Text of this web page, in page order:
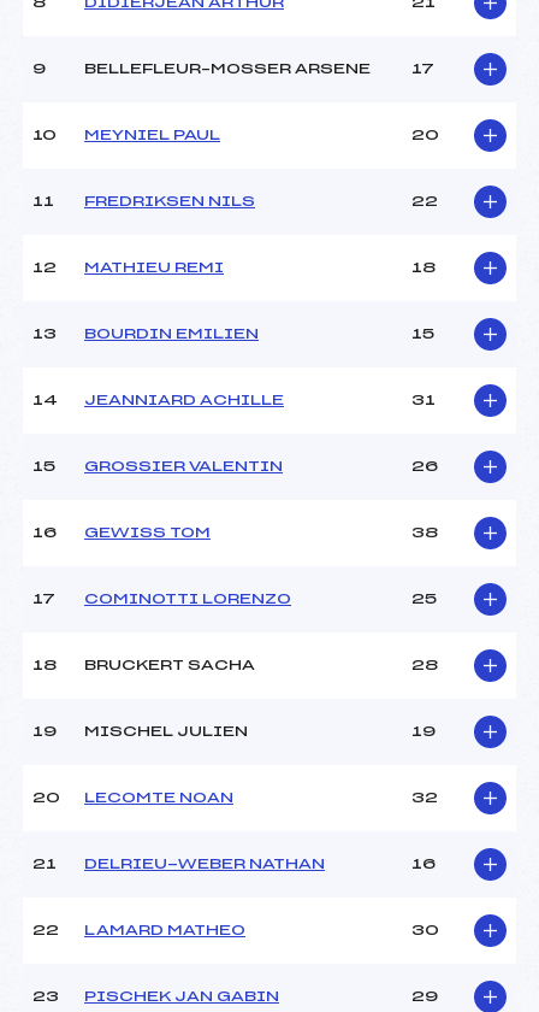
Ouvreurs C :
12H30
KEMPF (MV)
Ouvreurs B :
Ouvreurs D :
Température arrivée :
U16
8 DIDIERJEAN ARTHUR 21
9 BELLEFLEUR–MOSSER ARSENE 17
10 MEYNIEL PAUL 20
11 FREDRIKSEN NILS 22
12 MATHIEU REMI 18
13 BOURDIN EMILIEN 15
14 JEANNIARD ACHILLE 31
15 GROSSIER VALENTIN 26
16 GEWISS TOM 38
17 COMINOTTI LORENZO 25
18 BRUCKERT SACHA 28
19 MISCHEL JULIEN 19
20 LECOMTE NOAN 32
21 DELRIEU-WEBER NATHAN 16
22 LAMARD MATHEO 30
23 PISCHEK JAN GABIN 29